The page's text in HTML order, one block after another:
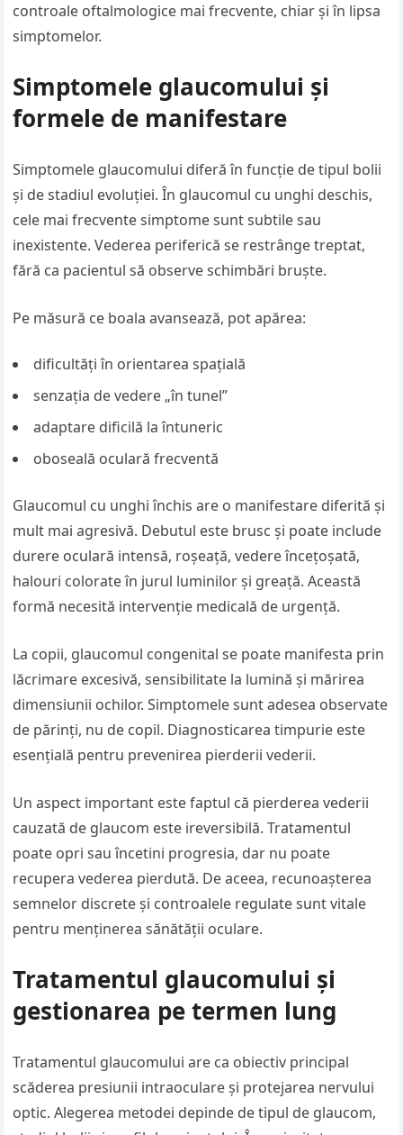
controale oftalmologice mai frecvente, chiar și în lipsa
simptomelor.
Simptomele glaucomului și
formele de manifestare
Simptomele glaucomului diferă în funcție de tipul bolii
și de stadiul evoluției. În glaucomul cu unghi deschis,
cele mai frecvente simptome sunt subtile sau
inexistente. Vederea periferică se restrânge treptat,
fără ca pacientul să observe schimbări bruște.
Pe măsură ce boala avansează, pot apărea:
dificultăți în orientarea spațială
senzația de vedere „în tunel”
adaptare dificilă la întuneric
oboseală oculară frecventă
Glaucomul cu unghi închis are o manifestare diferită și
mult mai agresivă. Debutul este brusc și poate include
durere oculară intensă, roșeață, vedere încețoșată,
halouri colorate în jurul luminilor și greață. Această
formă necesită intervenție medicală de urgență.
La copii, glaucomul congenital se poate manifesta prin
lăcrimare excesivă, sensibilitate la lumină și mărirea
dimensiunii ochilor. Simptomele sunt adesea observate
de părinți, nu de copil. Diagnosticarea timpurie este
esențială pentru prevenirea pierderii vederii.
Un aspect important este faptul că pierderea vederii
cauzată de glaucom este ireversibilă. Tratamentul
poate opri sau încetini progresia, dar nu poate
recupera vederea pierdută. De aceea, recunoașterea
semnelor discrete și controalele regulate sunt vitale
pentru menținerea sănătății oculare.
Tratamentul glaucomului și
gestionarea pe termen lung
Tratamentul glaucomului are ca obiectiv principal
scăderea presiunii intraoculare și protejarea nervului
optic. Alegerea metodei depinde de tipul de glaucom,